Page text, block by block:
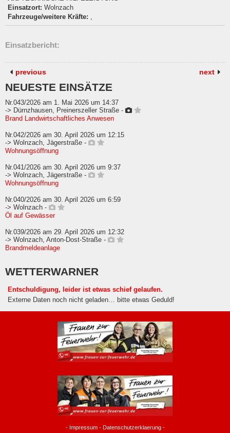
Einsatzort: Wolnzach
Fahrzeuge/weitere Kräfte: ,
Einsatzbericht:
previous next
NEUESTE EINSÄTZE
Nr.043/2026 am 1. Mai 2026 um 14:37
-> Dürnzhausen, Preinerszeller Straße -
Brand Landwirtschaftliches Anwesen
Nr.042/2026 am 30. April 2026 um 12:15
-> Wolnzach, Jägerstraße -
Wohnungsöffnung
Nr.041/2026 am 30. April 2026 um 9:37
-> Wolnzach, Jägerstraße -
Wohnungsöffnung
Nr.040/2026 am 30. April 2026 um 6:59
-> Wolnzach -
Öl auf Gewässer
Nr.039/2026 am 29. April 2026 um 12:32
-> Wolnzach, Anton-Dost-Straße -
Brandmeldeanlage
WETTERWARNER
Entschuldigung, leider ist etwas schief gelaufen.
Externe Daten noch nicht geladen… bitte etwas Geduld!
- Impressum- Datenschutzerklaerung-